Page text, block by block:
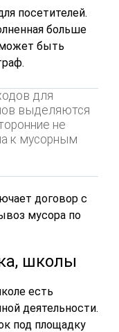
посетителей.
больше
быть
для
выделяются
не
к мусорным
договор с
мусора по
школы
есть
деятельности.
под площадку